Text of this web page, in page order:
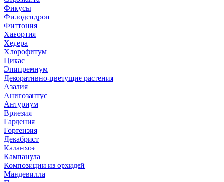
Фикусы
Филодендрон
Фиттония
Хавортия
Хедера
Хлорофитум
Цикас
Эпипремнум
Декоративно-цветущие растения
Азалия
Анигозантус
Антуриум
Вриезия
Гардения
Гортензия
Декабрист
Каланхоэ
Кампанула
Композиции из орхидей
Мандевилла